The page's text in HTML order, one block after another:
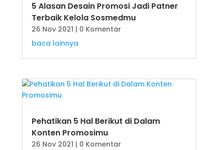
5 Alasan Desain Promosi Jadi Patner
Terbaik Kelola Sosmedmu
26 Nov 2021 | 0 Komentar
baca lainnya
Pehatikan 5 Hal Berikut di Dalam
Konten Promosimu
26 Nov 2021 | 0 Komentar